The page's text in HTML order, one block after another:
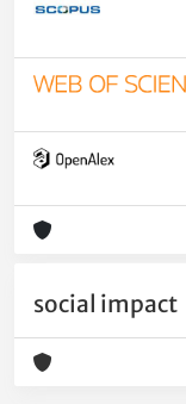
social impact